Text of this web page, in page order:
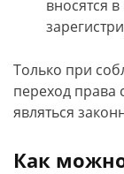
вносятся
Только при
переход права
являться
Как